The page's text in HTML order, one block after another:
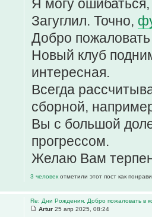
Я могу
Загуглил. Точно,
Добро
Новый клуб
интересная.
Всегда
сборной,
Вы с большой
прогрессом.
Желаю Вам
3 человек отметили этот пост как
Re: Дни Рождения. Добро пожаловать в
Artur 25 апр 2025, 08:24